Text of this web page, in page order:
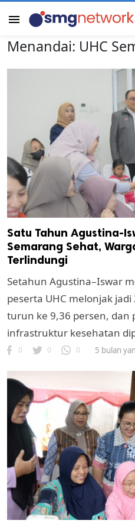
menu
cipta.
Menandai: UHC
Satu Tahun Agustina-
Semarang Sehat,
Terlindungi
Setahun Agustina–Iswar
peserta UHC melonjak
turun ke 9,36 persen,
infrastruktur kesehatan
0 0 0 5 bulan